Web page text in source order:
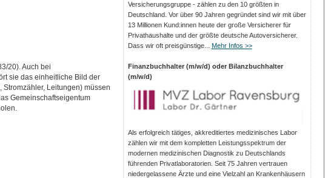
20). Auch bei
sie das einheitliche Bild der
Leitungen) müssen
Gemeinschaftseigentum
Versicherungsgruppe - zählen zu den 10 größten in
Deutschland. Vor über 90 Jahren gegründet sind wir mit über
13 Millionen Kund:innen heute der große Versicherer für
Privathaushalte und der größte deutsche Autoversicherer.
Dass wir oft preisgünstige... Mehr Infos >>
Finanzbuchhalter (m/w/d) oder Bilanzbuchhalter
(m/w/d)
Als erfolgreich tätiges, akkreditiertes medizinisches Labor
zählen wir mit dem kompletten Leistungs­spektrum der
modernen medizinischen Diagnostik zu Deutschlands
führenden Privat­laboratorien. Seit 75 Jahren vertrauen
nieder­gelassene Ärzte und eine Vielzahl an Kranken­häusern